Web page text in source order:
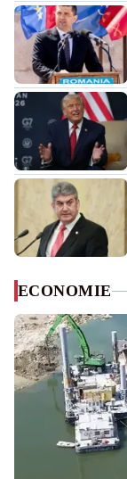
ECONOMIE